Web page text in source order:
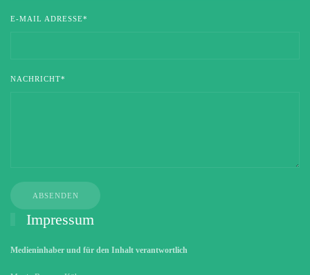
E-MAIL ADRESSE*
NACHRICHT*
Impressum
Medieninhaber und für den Inhalt verantwortlich